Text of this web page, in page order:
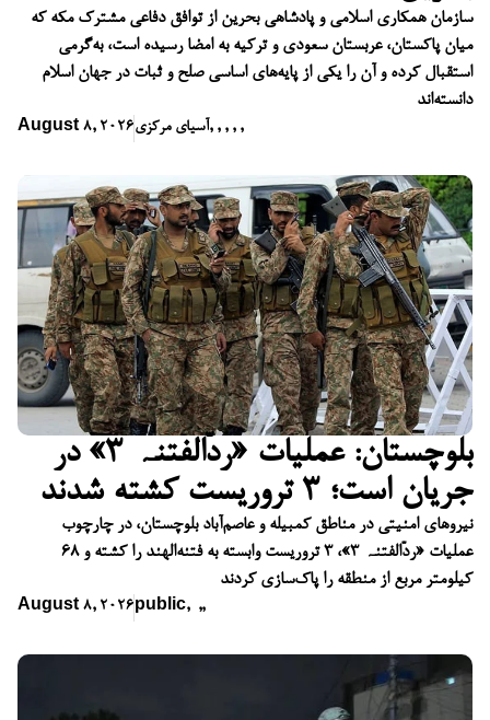
سازمان همکاری اسلامی و پادشاهی بحرین از توافق دفاعی مشترک مکه که
میان پاکستان، عربستان سعودی و ترکیه به امضا رسیده است، به‌گرمی
استقبال کرده و آن را یکی از پایه‌های اساسی صلح و ثبات در جهان اسلام
دانسته‌اند
August 8, 2026آسیای مرکزی, , , , ,
بلوچستان: عملیات «ردّالفتنہ ۳» در
جریان است؛ ۳ تروریست کشته شدند
نیروهای امنیتی در مناطق کمبیله و عاصم‌آباد بلوچستان، در چارچوب
عملیات «ردّالفتنہ ۳»، ۳ تروریست وابسته به فتنه‌الهند را کشته و ۶۸
کیلومتر مربع از منطقه را پاک‌سازی کردند
August 8, 2026 public, ,,